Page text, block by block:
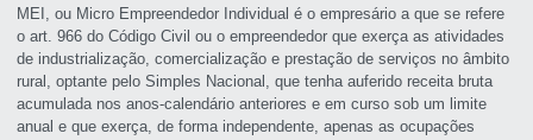
MEI, ou Micro Empreendedor Individual é o empresário a que se refere
o art. 966 do Código Civil ou o empreendedor que exerça as atividades
de industrialização, comercialização e prestação de serviços no âmbito
rural, optante pelo Simples Nacional, que tenha auferido receita bruta
acumulada nos anos-calendário anteriores e em curso sob um limite
anual e que exerça, de forma independente, apenas as ocupações